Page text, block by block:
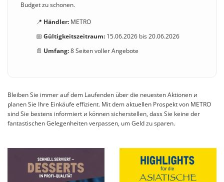
Budget zu schonen.
📍 Händler:METRO
📅 Gültigkeitszeitraum:15.06.2026 bis 20.06.2026
📄 Umfang:8 Seiten voller Angebote
Bleiben Sie immer auf dem Laufenden über die neuesten Aktionen и
planen Sie Ihre Einkäufe effizient. Mit dem aktuellen Prospekt von METRO
sind Sie bestens informiert и können sicherstellen, dass Sie keine der
fantastischen Gelegenheiten verpassen, um Geld zu sparen.